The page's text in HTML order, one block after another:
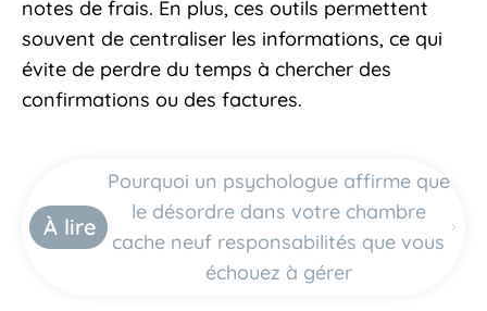
notes de frais. En plus, ces outils permettent
souvent de centraliser les informations, ce qui
évite de perdre du temps à chercher des
confirmations ou des factures.
À lire
Pourquoi un psychologue affirme que
le désordre dans votre chambre
cache neuf responsabilités que vous
échouez à gérer